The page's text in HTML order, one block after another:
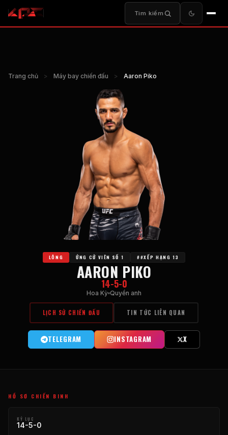
Tìm kiếm
Trang chủ > Máy bay chiến đấu > Aaron Piko
LÔNG ỨNG CỬ VIÊN SỐ 1 ##XẾP HẠNG 13
AARON PIKO
14-5-0
Hoa Kỳ Quyền anh
LỊCH SỬ CHIẾN ĐẤU TIN TỨC LIÊN QUAN
TELEGRAM INSTAGRAM X
HỒ SƠ CHIẾN BINH
KỶ LỤC
14-5-0